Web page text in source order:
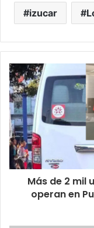
izucar
​Más de 2 mil
operan en